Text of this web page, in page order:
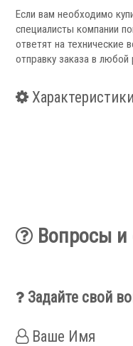
Ротационные соединения
Сервис станков
Сервисное обслуживание
Диагностика неисправностей
Если вам необходимо
специалисты компании
ответят на технические
отправку заказа в любой
Вопросы и
Задайте свой
Ваше Имя